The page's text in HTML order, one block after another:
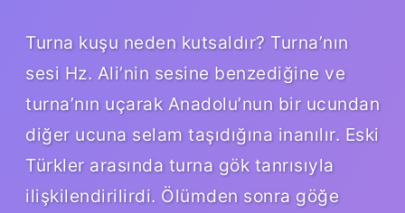
Turna kuşu neden kutsaldır? Turna’nın
sesi Hz. Ali’nin sesine benzediğine ve
turna’nın uçarak Anadolu’nun bir ucundan
diğer ucuna selam taşıdığına inanılır. Eski
Türkler arasında turna gök tanrısıyla
ilişkilendirilirdi. Ölümden sonra göğe